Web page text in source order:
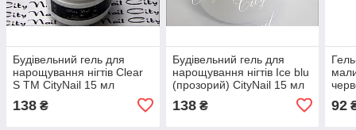
Будівельний гель для
нарощування нігтів Clear
S ТМ CityNail 15 мл
138 ₴
Будівельний гель для
нарощування нігтів Ice blu
(прозорий) CityNail 15 мл
138₴
Nail
92